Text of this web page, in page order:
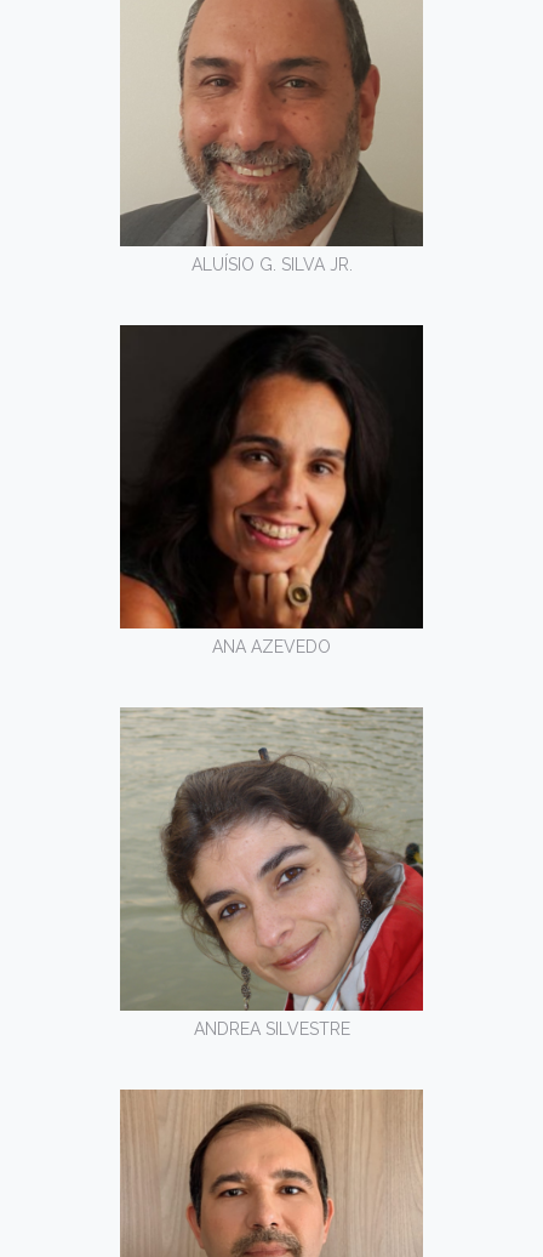
ALUÍSIO G. SILVA JR.
ANA AZEVEDO
ANDREA SILVESTRE